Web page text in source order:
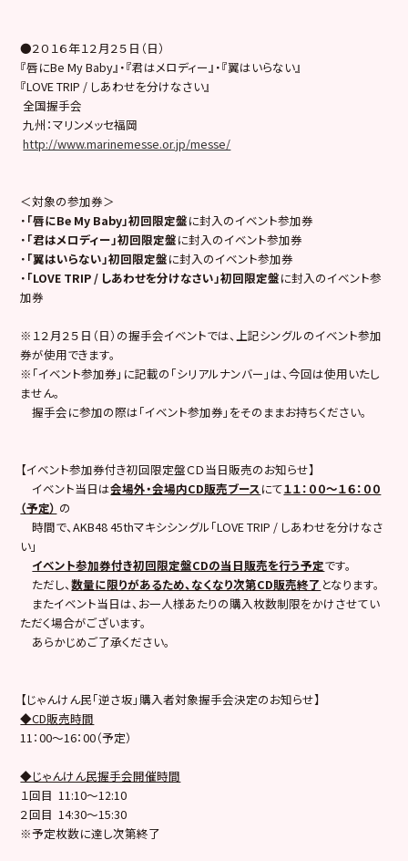
●２０１６年１２月２５日（日）
『唇にBe My Baby』・『君はメロディー』・『翼はいらない』
『LOVE TRIP / しあわせを分けなさい』
全国握手会
九州：マリンメッセ福岡
http://www.marinemesse.or.jp/messe/
＜対象の参加券＞
・ 「唇にBe My Baby」初回限定盤に封入のイベント参加券
・ 「君はメロディー」初回限定盤に封入のイベント参加券
・ 「翼はいらない」初回限定盤に封入のイベント参加券
・ 「LOVE TRIP / しあわせを分けなさい」初回限定盤に封入のイベント参
加券
※１２月２５日（日）の握手会イベントでは、上記シングルのイベント参加
券が使用できます。
※「イベント参加券」に記載の「シリアルナンバー」は、今回は使用いたし
ません。
握手会に参加の際は「イベント参加券」をそのままお持ちください。
【イベント参加券付き初回限定盤ＣＤ当日販売のお知らせ】
イベント当日は会場外・会場内CD販売ブース にて１１：００～１６：００
（予定） の
時間で、AKB48 45thマキシシングル「LOVE TRIP / しあわせを分けなさ
い」
イベント参加券付き初回限定盤CDの当日販売を行う予定です。
ただし、数量に限りがあるため、なくなり次第CD販売終了 となります。
またイベント当日は、お一人様あたりの購入枚数制限をかけさせてい
ただく場合がございます。
あらかじめご了承ください。
【じゃんけん民「逆さ坂」購入者対象握手会決定のお知らせ】
◆CD販売時間
11：00～16：00（予定）
◆じゃんけん民握手会開催時間
１回目 11:10〜12:10
２回目 14:30〜15:30
※予定枚数に達し次第終了